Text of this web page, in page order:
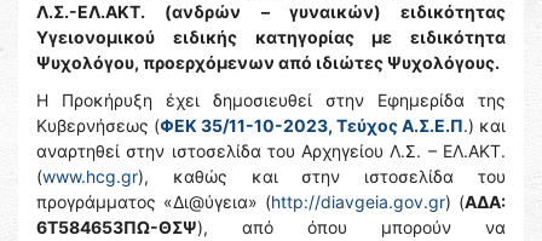
Λ.Σ.-ΕΛ.ΑΚΤ. (ανδρών – γυναικών) ειδικότητας
Υγειονομικού ειδικής κατηγορίας με ειδικότητα
Ψυχολόγου, προερχόμενων από ιδιώτες Ψυχολόγους.
Η Προκήρυξη έχει δημοσιευθεί στην Εφημερίδα της
Κυβερνήσεως (ΦΕΚ 35/11-10-2023, Τεύχος Α.Σ.Ε.Π.) και
αναρτηθεί στην ιστοσελίδα του Αρχηγείου Λ.Σ. – ΕΛ.ΑΚΤ.
(www.hcg.gr), καθώς και στην ιστοσελίδα του
προγράμματος «Δι@ύγεια» (http://diavgeia.gov.gr) (ΑΔΑ:
6Τ584653ΠΩ-ΘΣΨ), από όπου μπορούν να